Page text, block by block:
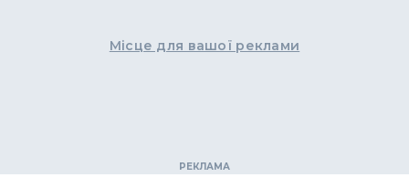
Місце для вашої реклами